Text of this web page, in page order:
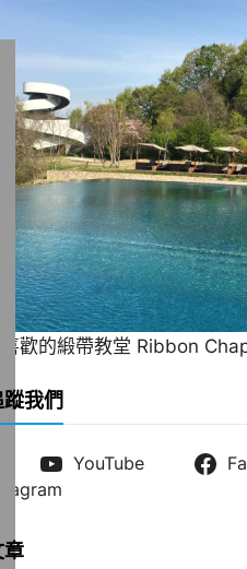
喜歡的緞帶教堂 Ribbon
我們
YouTube
章